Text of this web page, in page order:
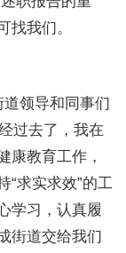
找我们。
领导和同事们
过去了，我在
康教育工作，
“求实求效”的工
学习，认真履
街道交给我们